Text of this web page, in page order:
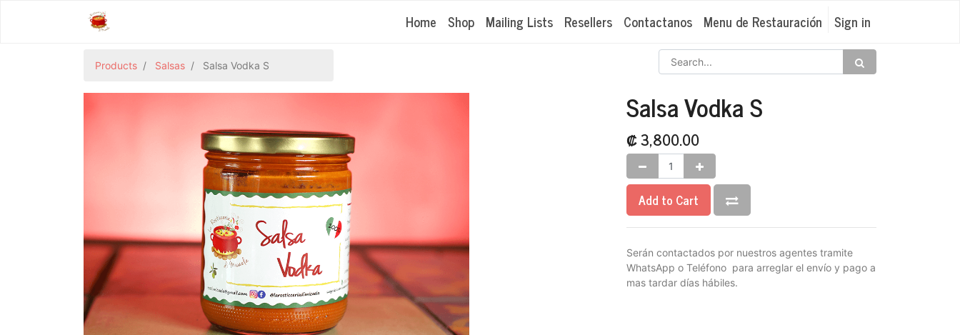
Home Shop Mailing Lists Resellers Contactanos Menu de Restauración Sign in
Products Salsas Salsa Vodka S
Salsa Vodka S
₡3,800.00
Add to Cart
Serán contactados por nuestros agentes tramite
WhatsApp o Teléfono para arreglar el envío y pago a
mas tardar días hábiles.